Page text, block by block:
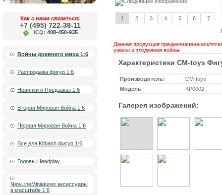
Как с нами связаться:
+7 (495) 722-39-11
ICQ: 408-450-935
Войны древнего мира 1:6
Распродажа фигур 1:6
Новинки и Предзаказ 1:6
Вторая Мировая Война 1:6
Первая Мировая Война 1:6
Все для Kitbash фигур 1:6
Головы Headplay
NewLineMiniatures аксессуары
в масштабе 1:6
1 2 3 4 5 6 7
Данная продукция предназначена
ужасы и злодеяния войны.
Характеристики CM-toys
Производитель:
CM-toys
Модель
KP0002
Галерея изображений: